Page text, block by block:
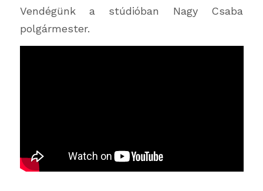
Vendégünk a stúdióban Nagy Csaba
polgármester.